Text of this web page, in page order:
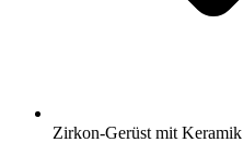
Zirkon-Gerüst mit Keramik